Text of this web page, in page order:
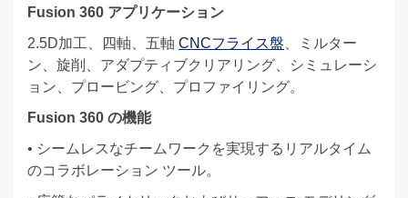
Fusion 360 アプリケーション
2.5D加工、四軸、五軸 CNCフライス盤 、ミルター
ン、旋削、アダプティブクリアリング、シミュレーシ
ョン、プロービング、プロファイリング。
Fusion 360 の機能
• シームレスなチームワークを実現するリアルタイム
のコラボレーション ツール。